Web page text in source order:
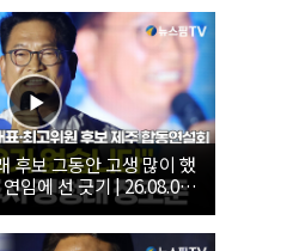
선 긋기 | 26.08.08
·최고위원 후보 제주 합